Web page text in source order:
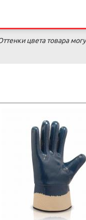
цвета товара